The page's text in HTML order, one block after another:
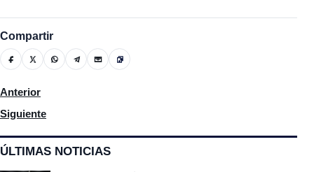
ÚLTIMAS NOTICIAS
Compartir
Artículo anterior: Comité nacional del PRM decidirá método de
Anterior
Artículo siguiente: Antonio Taveras propone derogar y
Siguiente